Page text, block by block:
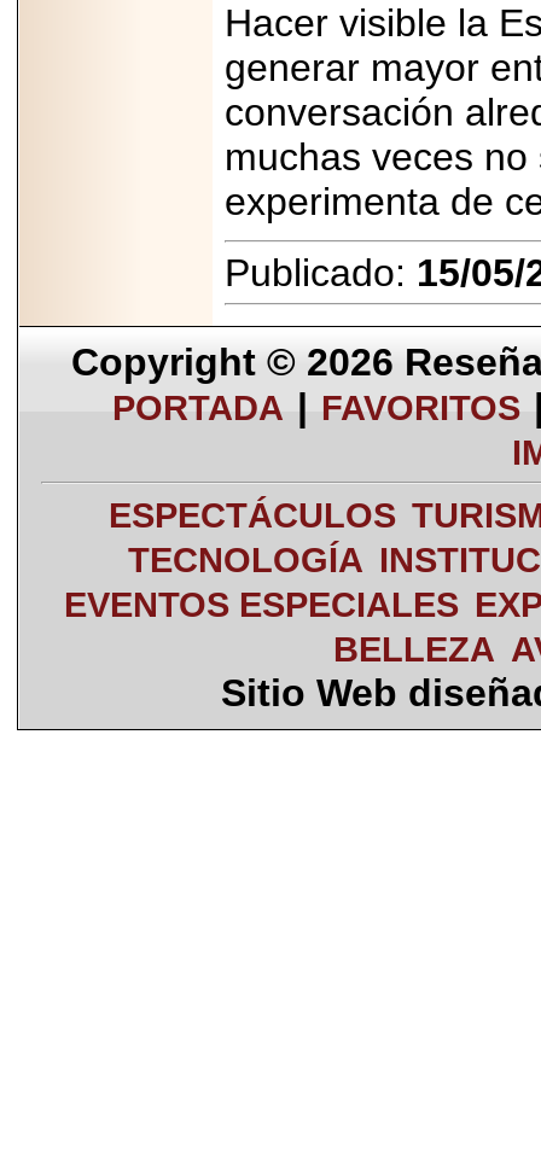
Hacer visible la
generar mayor
conversación
muchas veces
experimenta de
Publicado: 15/05/
Copyright © 2026
PORTADA | FAVORITOS
ESPECTÁCULOS
TECNOLOGÍA
EVENTOS ESPECIALES
BELLEZA
Sitio Web